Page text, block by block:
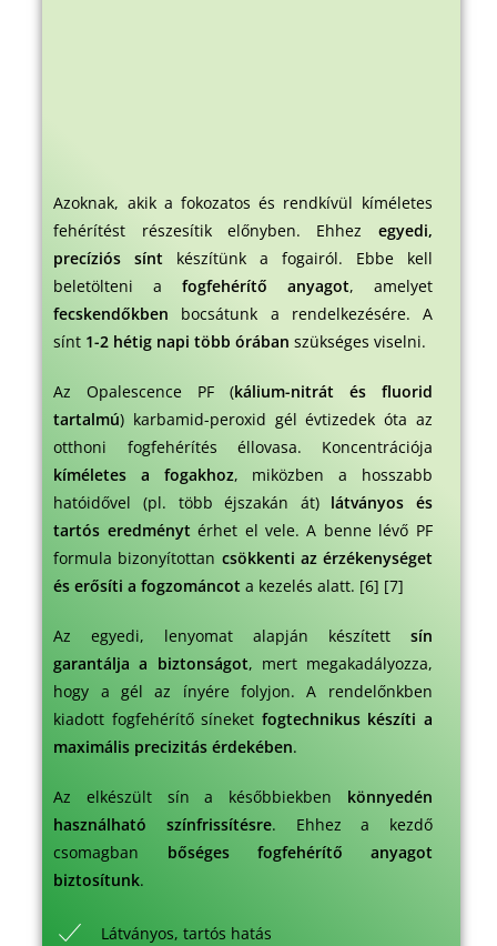
Azoknak, akik a fokozatos és rendkívül kíméletes
fehérítést részesítik előnyben. Ehhez egyedi,
precíziós sínt készítünk a fogairól. Ebbe kell
beletölteni afogfehérítő anyagot, amelyet
fecskendőkben bocsátunk a rendelkezésére. A
sínt 1-2 hétig napi több órában szükséges viselni.
Az Opalescence PF (kálium-nitrát és fluorid
tartalmú) karbamid-peroxid gél évtizedek óta az
otthoni fogfehérítés éllovasa. Koncentrációja
kíméletes a fogakhoz, miközben a hosszabb
hatóidővel (pl. több éjszakán át) látványos és
tartós eredményt érhet el vele.A benne lévő PF
formula bizonyítottan csökkenti az érzékenységet
és erősíti a fogzománcot a kezelés alatt. [6] [7]
Az egyedi, lenyomat alapján készített sín
garantálja a biztonságot, mert megakadályozza,
hogy a gél az ínyére folyjon. A rendelőnkben
kiadott fogfehérítő síneket fogtechnikus készíti a
maximális precizitás érdekében.
Az elkészült sín a későbbiekben könnyedén
használható színfrissítésre. Ehhez a kezdő
csomagban bőséges fogfehérítő anyagot
biztosítunk.
Látványos, tartós hatás